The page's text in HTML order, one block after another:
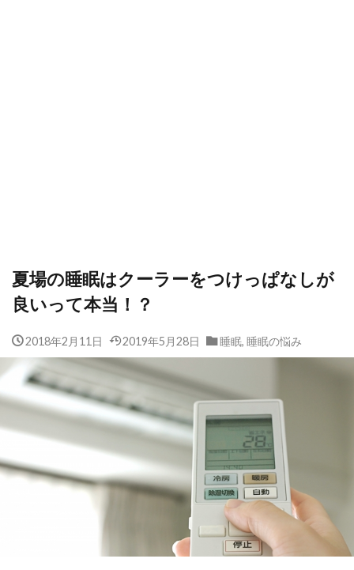
夏場の睡眠はクーラーをつけっぱなしが
良いって本当！？
2018年2月11日 2019年5月28日 睡眠, 睡眠の悩み